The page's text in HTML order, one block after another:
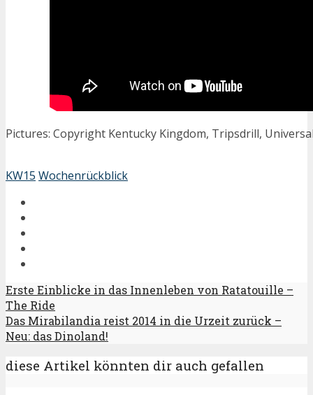
Pictures: Copyright Kentucky Kingdom, Tripsdrill,
KW15 Wochenrückblick
Erste Einblicke in das Innenleben von Ratatouille –
The Ride
Das Mirabilandia reist 2014 in die Urzeit zurück –
Neu: das Dinoland!
diese Artikel könnten dir auch gefallen